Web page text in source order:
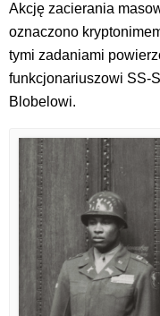
Akcję zacierania
oznaczono
tymi zadaniami
funkcjonariuszowi SS-
Blobelowi.